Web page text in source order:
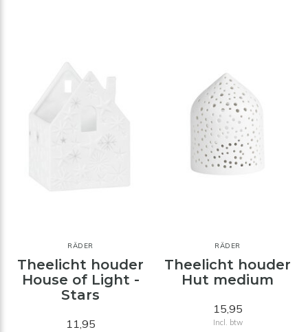
RÄDER
Theelicht houder
House of Light -
Stars
11,95
RÄDER
Theelicht houder
Hut medium
15,95
Incl. btw